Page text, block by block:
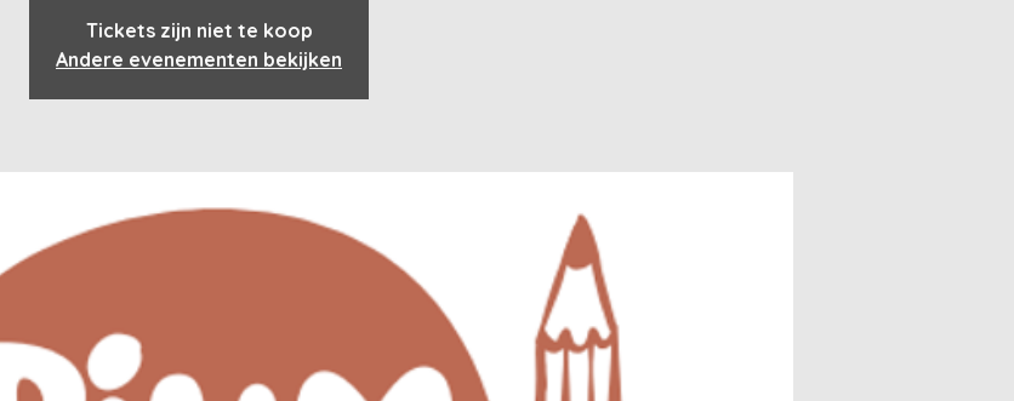
Tickets zijn niet te koop
Andere evenementen bekijken